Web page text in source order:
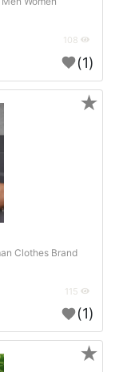
(1)
Clothes Brand
(1)
★
★